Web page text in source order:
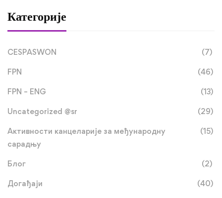
Категорије
CESPASWON (7)
FPN (46)
FPN – ENG (13)
Uncategorized @sr (29)
Активности канцеларије за међународну
сарадњу
(15)
Блог (2)
Догађаји (40)